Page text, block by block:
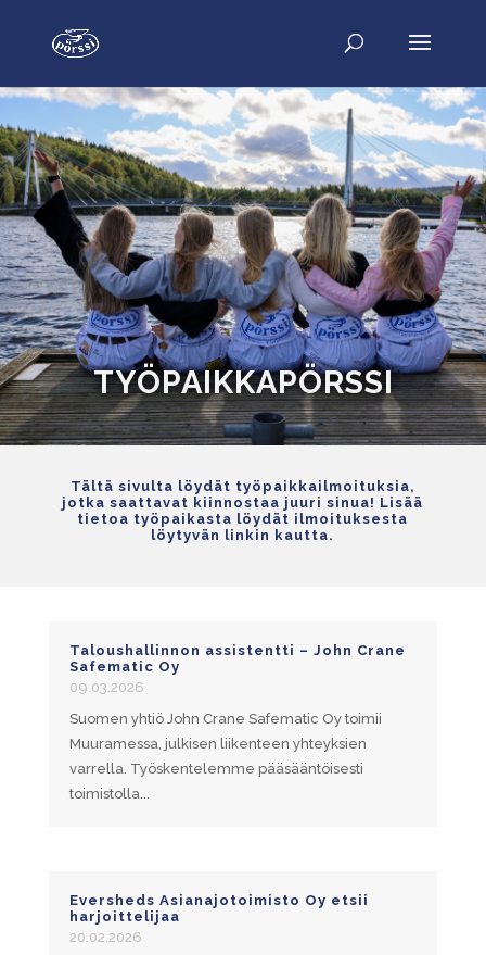
TYÖPAIKKAPÖRSSI
Tältä sivulta löydät työpaikkailmoituksia,
jotka saattavat kiinnostaa juuri sinua! Lisää
tietoa työpaikasta löydät ilmoituksesta
löytyvän linkin kautta.
Taloushallinnon assistentti – John Crane
Safematic Oy
09.03.2026
Suomen yhtiö John Crane Safematic Oy toimii
Muuramessa, julkisen liikenteen yhteyksien
varrella. Työskentelemme pääsääntöisesti
toimistolla...
Eversheds Asianajotoimisto Oy etsii
harjoittelijaa
20.02.2026